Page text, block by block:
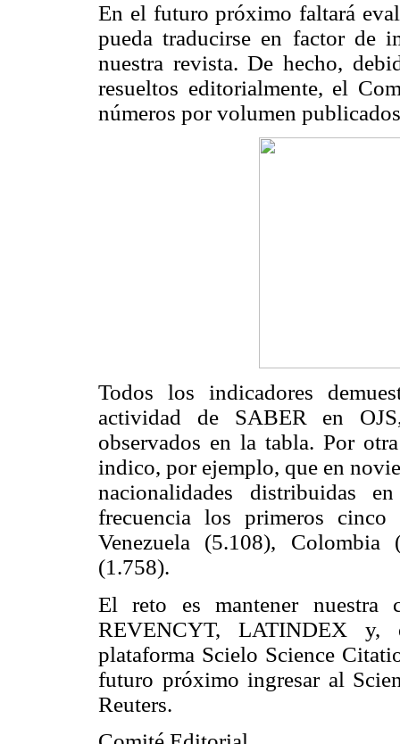
En el futuro próximo faltará
pueda traducirse en factor de
nuestra revista. De hecho,
resueltos editorialmente, el
números por volumen
Todos los indicadores
actividad de SABER en
observados en la tabla. Por
indico, por ejemplo, que en
nacionalidades distribuidas
frecuencia los primeros cinco
Venezuela (5.108),
(1.758).
El reto es mantener nuestra
REVENCYT, LATINDEX y,
plataforma Scielo Science
futuro próximo ingresar al
Reuters.